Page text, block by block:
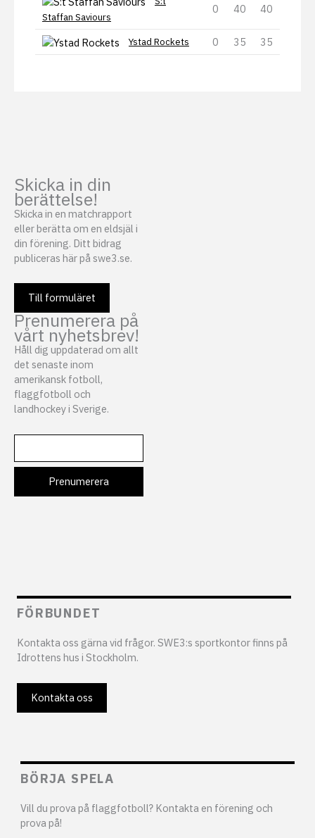
Staffan Saviours
0 40 40
Ystad Rockets 0 35 35
Skicka in din
berättelse!
Skicka in en matchrapport
eller berätta om en eldsjäl i
din förening. Ditt bidrag
publiceras här på swe3.se.
Till formuläret
Prenumerera på
vårt nyhetsbrev!
Håll dig uppdaterad om allt
det senaste inom
amerikansk fotboll,
flaggfotboll och
landhockey i Sverige.
FÖRBUNDET
Kontakta oss gärna vid frågor. SWE3:s sportkontor finns på
Idrottens hus i Stockholm.
Kontakta oss
BÖRJA SPELA
Vill du prova på flaggfotboll? Kontakta en förening och
prova på!